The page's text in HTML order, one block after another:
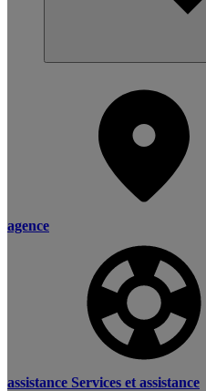
agence
assistance Services et assistance